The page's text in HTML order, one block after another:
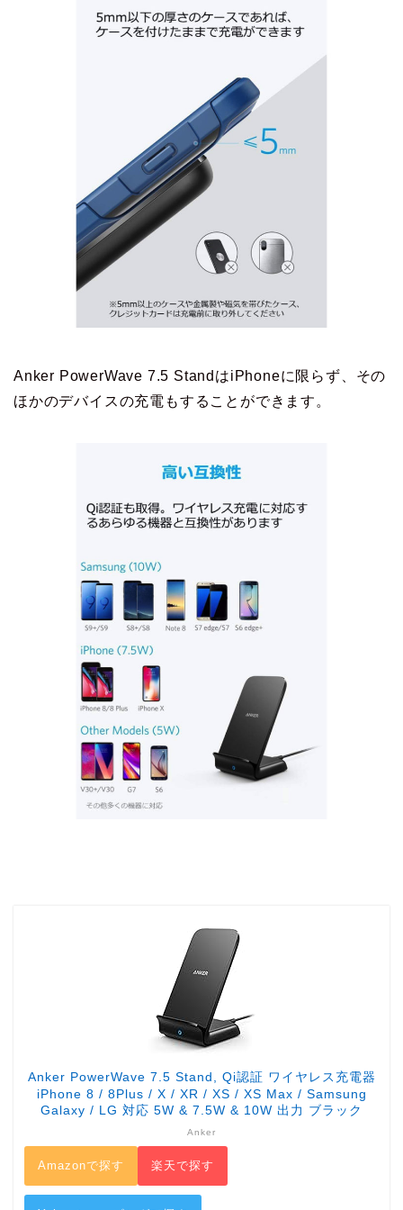
Anker PowerWave 7.5 StandはiPhoneに限らず、その
ほかのデバイスの充電もすることができます。
Anker PowerWave 7.5 Stand, Qi認証 ワイヤレス充電器
iPhone 8 / 8Plus / X / XR / XS / XS Max / Samsung
Galaxy / LG 対応 5W & 7.5W & 10W 出力 ブラック
Anker
Amazonで探す 楽天で探す